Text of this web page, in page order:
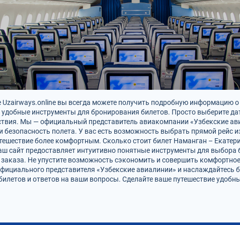
Uzairways.online вы всегда можете получить подробную информацию
инструменты для бронирования билетов. Просто выберите
Мы — официальный представитель авиакомпании «Узбекские
безопасность полета. У вас есть возможность выбрать прямой рейс
более комфортным. Сколько стоит билет Наманган –
сайт предоставляет интуитивно понятные инструменты для выбора
Не упустите возможность сэкономить и совершить
представителя «Узбекские авиалинии» и
и ответов на ваши вопросы. Сделайте ваше путешествие